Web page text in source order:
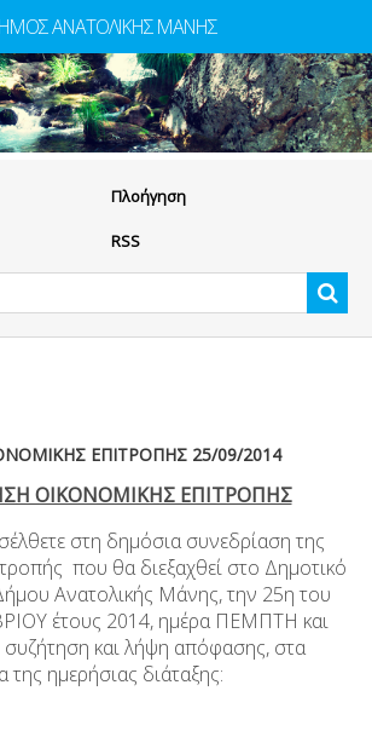
Πλοήγηση
RSS
ΕΠΙΤΡΟΠΗΣ 25/09/2014
ΟΙΚΟΝΟΜΙΚΗΣ ΕΠΙΤΡΟΠΗΣ
στη δημόσια συνεδρίαση της
που θα διεξαχθεί στο Δημοτικό
Ανατολικής Μάνης, την 25η του
έτους 2014, ημέρα ΠΕΜΠΤΗ και
και λήψη απόφασης, στα
ημερήσιας διάταξης:
ΑΝΑΤΟΛΙΚΗΣ ΜΑΝΗΣ